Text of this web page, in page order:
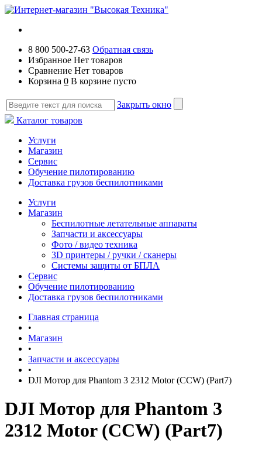
8 800 500-27-63 Обратная связь
Избранное Нет товаров
Сравнение Нет товаров
Корзина 0 В корзине пусто
Закрыть окно
Каталог товаров
Услуги
Магазин
Сервис
Обучение пилотированию
Доставка грузов беспилотниками
Услуги
Магазин
Беспилотные летательные аппараты
Запчасти и аксессуары
Фото / видео техника
3D принтеры / ручки / сканеры
Системы защиты от БПЛА
Сервис
Обучение пилотированию
Доставка грузов беспилотниками
Главная страница
•
Магазин
•
Запчасти и аксессуары
•
DJI Мотор для Phantom 3 2312 Motor (CCW) (Part7)
DJI Мотор для Phantom 3
2312 Motor (CCW) (Part7)